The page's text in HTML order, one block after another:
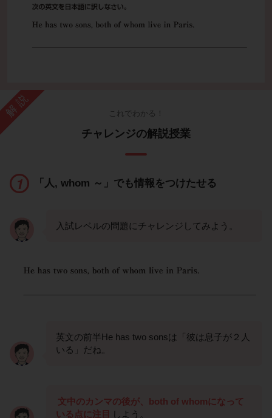
解説 これでわかる！
チャレンジの解説授業
「人, whom ～」でも情報をつけたせる
入試レベルの問題にチャレンジしてみよう。
英文の前半He has two sonsは「彼は息子が２人
いる」だね。
文中のカンマの後が、both of whomになって
いる点に注目 しよう。